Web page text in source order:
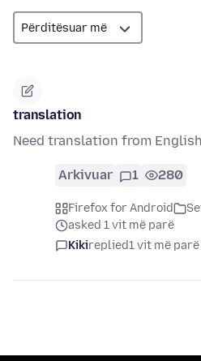
translation
Need translation from
Arkivuar 1 280
Firefox for Android
asked 1 vit më parë
Kikireplied1 vit më parë